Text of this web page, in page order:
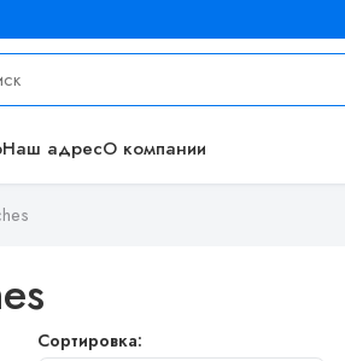
Наш адресО компании
Сортировка: